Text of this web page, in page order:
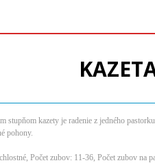
kazety je radenie z jedného
pohony.
Počet zubov: 11-36, Počet zubov na